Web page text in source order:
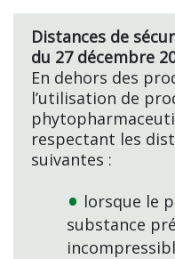
Distances de
du 27 décembre
En dehors des
l’utilisation de
respectant les
suivantes :
lorsque le
substance